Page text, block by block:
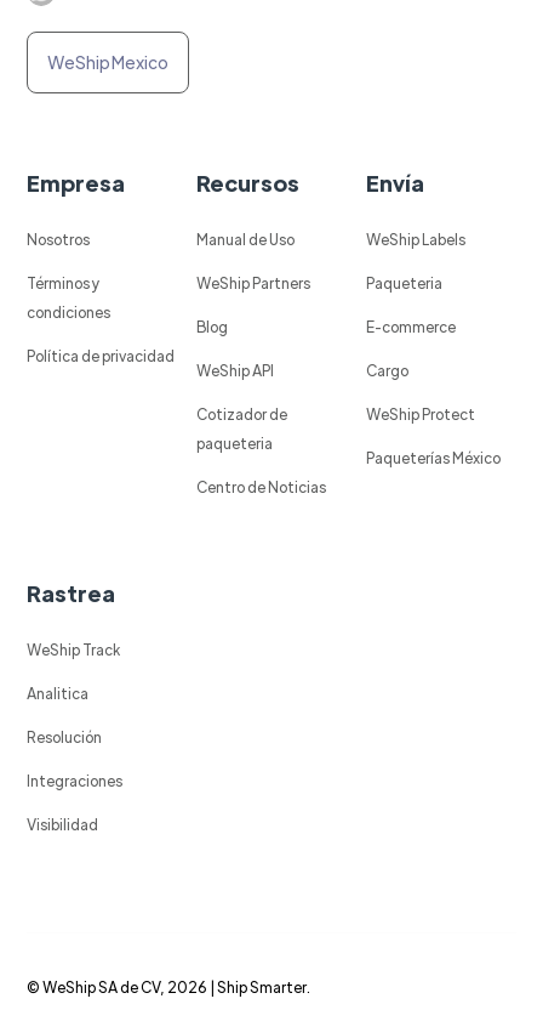
WeShip Mexico
Empresa
Nosotros
Términos y
condiciones
Política de privacidad
Recursos
Manual de Uso
WeShip Partners
Blog
WeShip API
Cotizador de
paqueteria
Centro de Noticias
Envía
WeShip Labels
Paqueteria
E-commerce
Cargo
WeShip Protect
Paqueterías México
Rastrea
WeShip Track
Analitica
Resolución
Integraciones
Visibilidad
© WeShip SA de CV, 2026 | Ship Smarter.